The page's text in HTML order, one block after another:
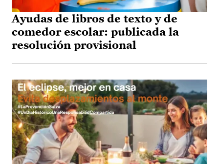
Ayudas de libros de texto y de
comedor escolar: publicada la
resolución provisional